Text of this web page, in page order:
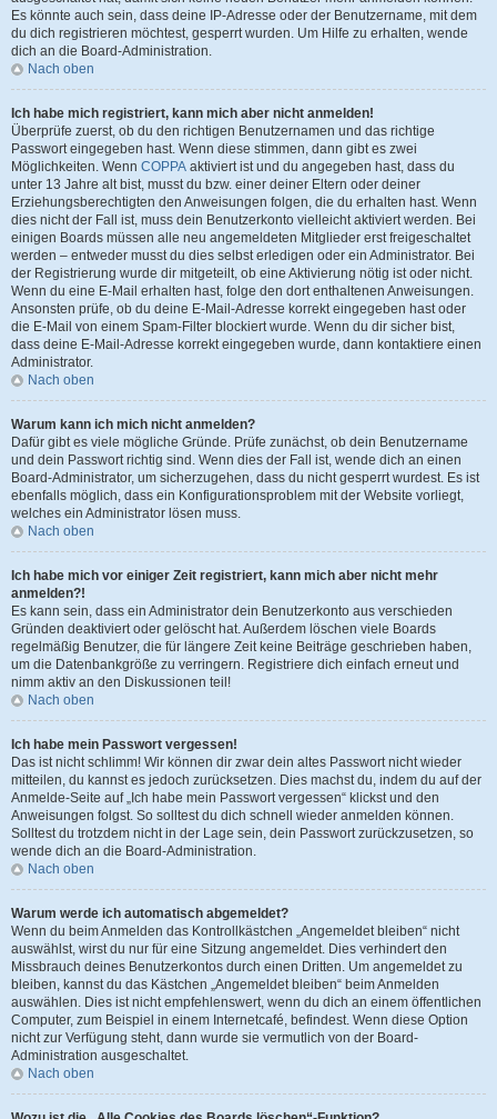
Es könnte auch sein, dass deine IP-Adresse oder der Benutzername, mit dem
du dich registrieren möchtest, gesperrt wurden. Um Hilfe zu erhalten, wende
dich an die Board-Administration.
Nach oben
Ich habe mich registriert, kann mich aber nicht anmelden!
Überprüfe zuerst, ob du den richtigen Benutzernamen und das richtige
Passwort eingegeben hast. Wenn diese stimmen, dann gibt es zwei
Möglichkeiten. Wenn COPPA aktiviert ist und du angegeben hast, dass du
unter 13 Jahre alt bist, musst du bzw. einer deiner Eltern oder deiner
Erziehungsberechtigten den Anweisungen folgen, die du erhalten hast. Wenn
dies nicht der Fall ist, muss dein Benutzerkonto vielleicht aktiviert werden. Bei
einigen Boards müssen alle neu angemeldeten Mitglieder erst freigeschaltet
werden – entweder musst du dies selbst erledigen oder ein Administrator. Bei
der Registrierung wurde dir mitgeteilt, ob eine Aktivierung nötig ist oder nicht.
Wenn du eine E-Mail erhalten hast, folge den dort enthaltenen Anweisungen.
Ansonsten prüfe, ob du deine E-Mail-Adresse korrekt eingegeben hast oder
die E-Mail von einem Spam-Filter blockiert wurde. Wenn du dir sicher bist,
dass deine E-Mail-Adresse korrekt eingegeben wurde, dann kontaktiere einen
Administrator.
Nach oben
Warum kann ich mich nicht anmelden?
Dafür gibt es viele mögliche Gründe. Prüfe zunächst, ob dein Benutzername
und dein Passwort richtig sind. Wenn dies der Fall ist, wende dich an einen
Board-Administrator, um sicherzugehen, dass du nicht gesperrt wurdest. Es ist
ebenfalls möglich, dass ein Konfigurationsproblem mit der Website vorliegt,
welches ein Administrator lösen muss.
Nach oben
Ich habe mich vor einiger Zeit registriert, kann mich aber nicht mehr
anmelden?!
Es kann sein, dass ein Administrator dein Benutzerkonto aus verschieden
Gründen deaktiviert oder gelöscht hat. Außerdem löschen viele Boards
regelmäßig Benutzer, die für längere Zeit keine Beiträge geschrieben haben,
um die Datenbankgröße zu verringern. Registriere dich einfach erneut und
nimm aktiv an den Diskussionen teil!
Nach oben
Ich habe mein Passwort vergessen!
Das ist nicht schlimm! Wir können dir zwar dein altes Passwort nicht wieder
mitteilen, du kannst es jedoch zurücksetzen. Dies machst du, indem du auf der
Anmelde-Seite auf „Ich habe mein Passwort vergessen“ klickst und den
Anweisungen folgst. So solltest du dich schnell wieder anmelden können.
Solltest du trotzdem nicht in der Lage sein, dein Passwort zurückzusetzen, so
wende dich an die Board-Administration.
Nach oben
Warum werde ich automatisch abgemeldet?
Wenn du beim Anmelden das Kontrollkästchen „Angemeldet bleiben“ nicht
auswählst, wirst du nur für eine Sitzung angemeldet. Dies verhindert den
Missbrauch deines Benutzerkontos durch einen Dritten. Um angemeldet zu
bleiben, kannst du das Kästchen „Angemeldet bleiben“ beim Anmelden
auswählen. Dies ist nicht empfehlenswert, wenn du dich an einem öffentlichen
Computer, zum Beispiel in einem Internetcafé, befindest. Wenn diese Option
nicht zur Verfügung steht, dann wurde sie vermutlich von der Board-
Administration ausgeschaltet.
Nach oben